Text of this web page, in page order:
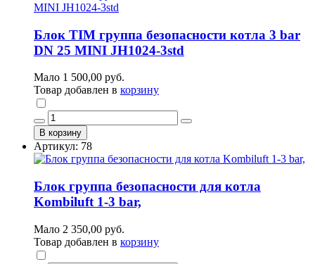
Блок TIM группа безопасности котла 3 bar
DN 25 MINI JH1024-3std
Мало 1 500,00 руб.
Товар добавлен в корзину
В корзину
Артикул: 78
Блок группа безопасности для котла
Kombiluft 1-3 bar,
Мало 2 350,00 руб.
Товар добавлен в корзину